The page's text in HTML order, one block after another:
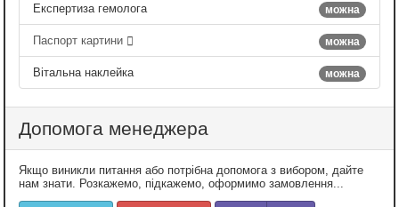
можна
Експертиза гемолога
можна
Паспорт картини
можна
Вітальна наклейка
Допомога менеджера
Якщо виникли питання або потрібна допомога з вибором, дайте
нам знати. Розкажемо, підкажемо, оформимо замовлення...